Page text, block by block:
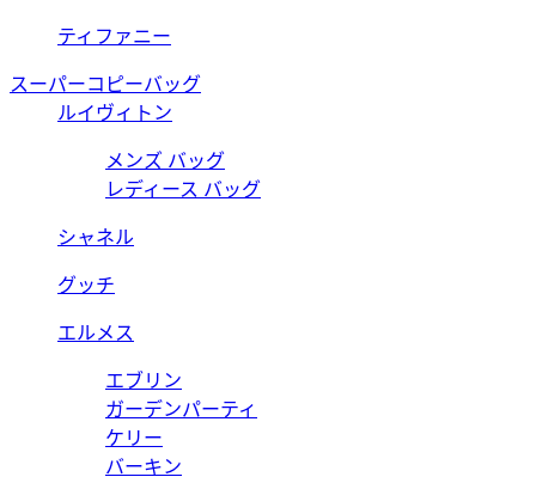
ティファニー
スーパーコピーバッグ
ルイヴィトン
メンズ バッグ
レディース バッグ
シャネル
グッチ
エルメス
エブリン
ガーデンパーティ
ケリー
バーキン